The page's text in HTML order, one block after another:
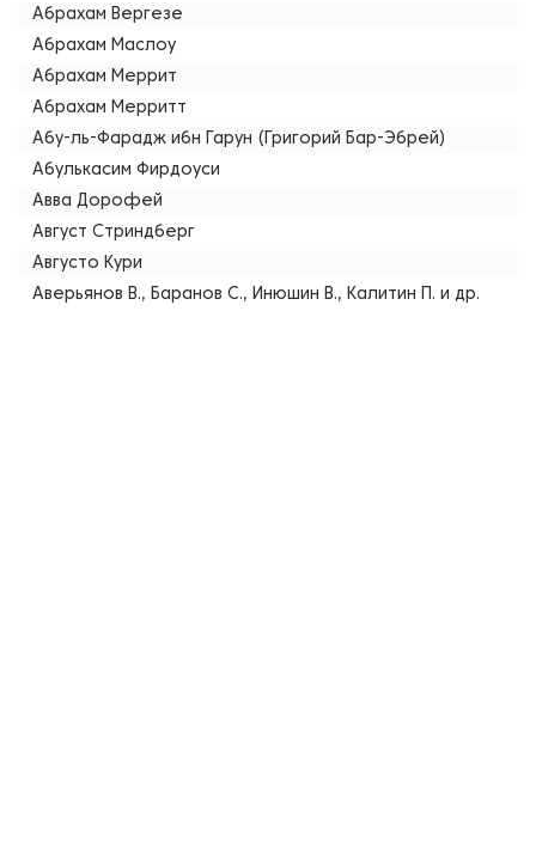
Абрахам Вергезе
Абрахам Маслоу
Абрахам Меррит
Абрахам Мерритт
Абу-ль-Фарадж ибн Гарун (Григорий Бар-Эбрей)
Абулькасим Фирдоуси
Авва Дорофей
Август Стриндберг
Августо Кури
Аверьянов В., Баранов С., Инюшин В., Калитин П. и др.